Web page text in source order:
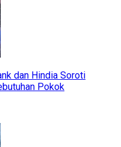
dan Hindia Soroti
Pokok